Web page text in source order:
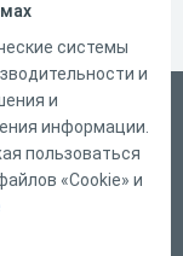
системы
и
и
информации.
пользоваться
«Cookie» и